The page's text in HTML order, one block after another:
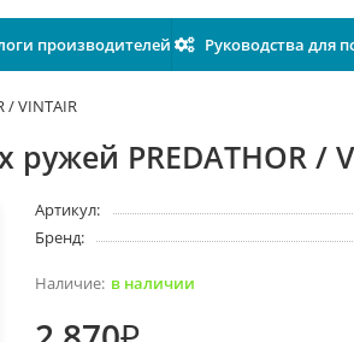
производителей Руководства для
/ VINTAIR
PREDATHOR /
Артикул:
Бренд:
в наличии